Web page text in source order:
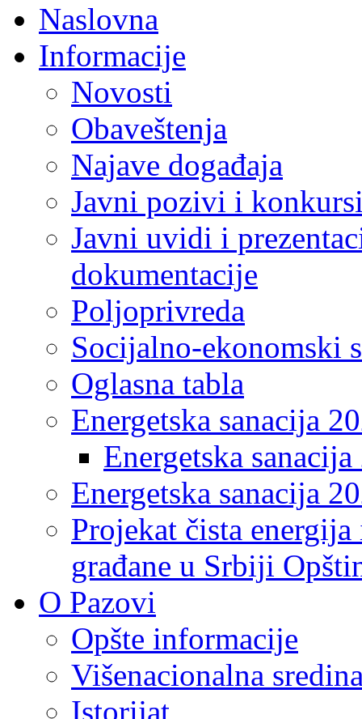
Naslovna
Informacije
Novosti
Obaveštenja
Najave događaja
Javni pozivi i
Javni uvidi i
dokumentacije
Poljoprivreda
Socijalno-ekonomski
Oglasna tabla
Energetska sanacija
Energetska
Energetska sanacija
Projekat čista
građane u Srbiji
O Pazovi
Opšte informacije
Višenacionalna
Istorijat